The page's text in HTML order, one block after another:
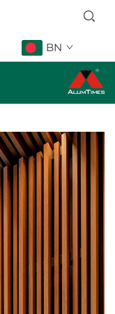
BN